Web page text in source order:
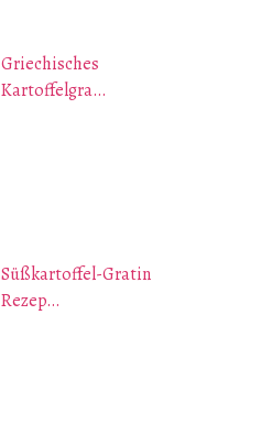
Griechisches
Kartoffelgra…
Süßkartoffel-Gratin
Rezep…